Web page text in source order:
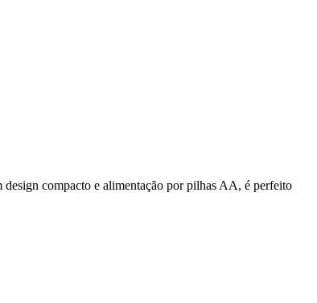
compacto e alimentação por pilhas AA, é perfeito